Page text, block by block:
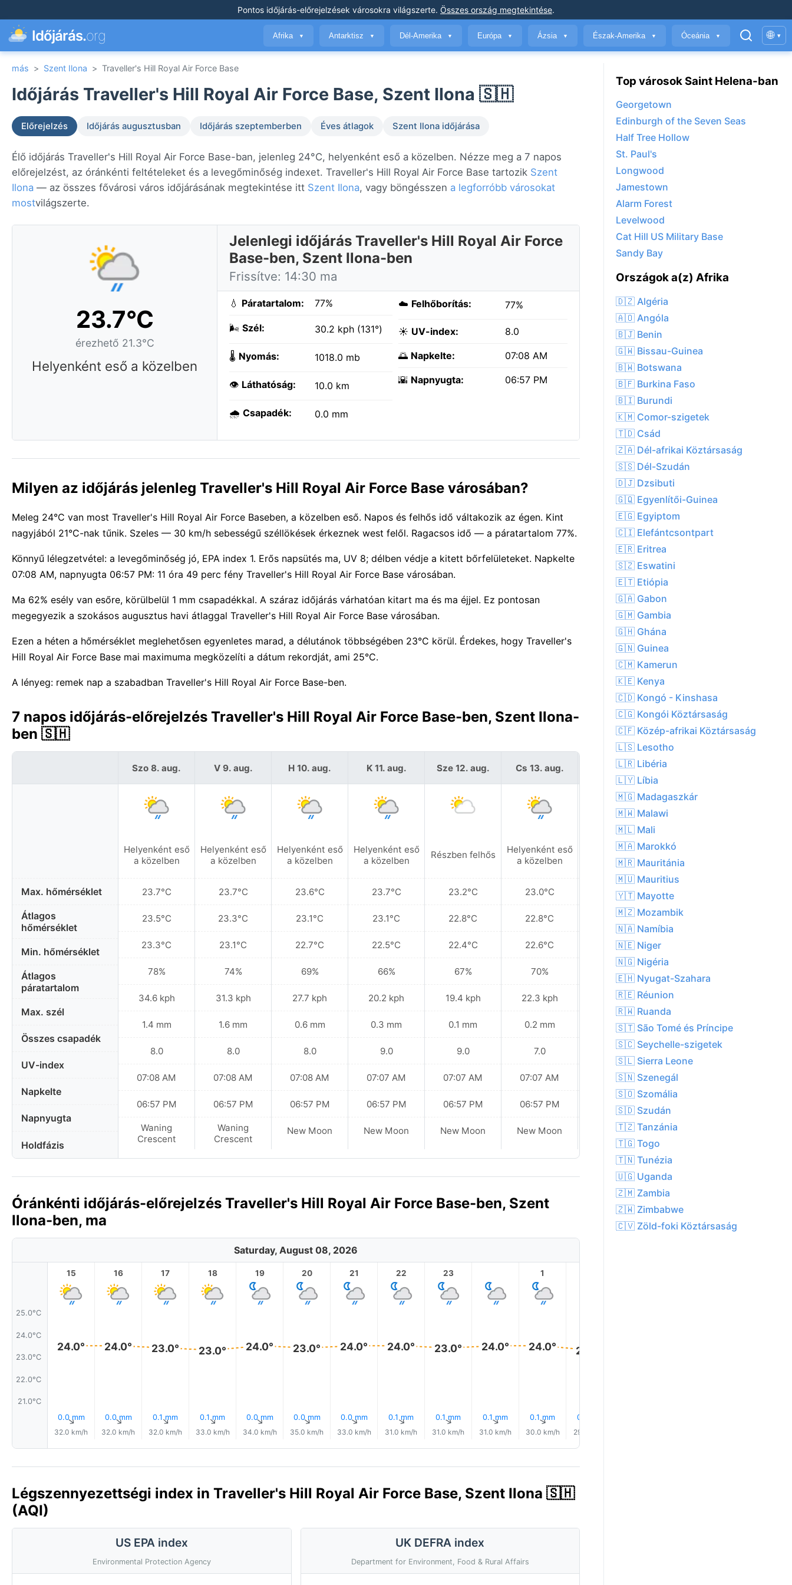
Pontos időjárás-előrejelzések városokra világszerte. Összes ország megtekintése.
Időjárás.org Afrika ▼ Antarktisz ▼ Dél-Amerika ▼ Európa ▼ Ázsia ▼ Észak-Amerika ▼ Óceánia ▼ 🌐 ▾
más > Szent Ilona > Traveller's Hill Royal Air Force Base
Időjárás Traveller's Hill Royal Air Force Base, Szent Ilona 🇸🇭
Előrejelzés Időjárás augusztusban Időjárás szeptemberben Éves átlagok Szent Ilona időjárása
Élő időjárás Traveller's Hill Royal Air Force Base-ban, jelenleg 24°C, helyenként eső a közelben. Nézze meg a 7 napos
előrejelzést, az óránkénti feltételeket és a levegőminőség indexet. Traveller's Hill Royal Air Force Base tartozik Szent
Ilona — az összes fővárosi város időjárásának megtekintése itt Szent Ilona, vagy böngésszen a legforróbb városokat
mostvilágszerte.
23.7°C
érezhető 21.3°C
Helyenként eső a közelben
Jelenlegi időjárás Traveller's Hill Royal Air Force
Base-ben, Szent Ilona-ben
Frissítve: 14:30 ma
💧 Páratartalom: 77%
🌬️ Szél: 30.2 kph (131°)
🌡️ Nyomás: 1018.0 mb
👁️ Láthatóság: 10.0 km
🌧️ Csapadék: 0.0 mm
☁️ Felhőborítás: 77%
☀️ UV-index: 8.0
🌅 Napkelte: 07:08 AM
🌇 Napnyugta: 06:57 PM
Milyen az időjárás jelenleg Traveller's Hill Royal Air Force Base városában?
Meleg 24°C van most Traveller's Hill Royal Air Force Baseben, a közelben eső. Napos és felhős idő váltakozik az égen. Kint
nagyjából 21°C-nak tűnik. Szeles — 30 km/h sebességű széllökések érkeznek west felől. Ragacsos idő — a páratartalom 77%.
Könnyű lélegzetvétel: a levegőminőség jó, EPA index 1. Erős napsütés ma, UV 8; délben védje a kitett bőrfelületeket. Napkelte
07:08 AM, napnyugta 06:57 PM: 11 óra 49 perc fény Traveller's Hill Royal Air Force Base városában.
Ma 62% esély van esőre, körülbelül 1 mm csapadékkal. A száraz időjárás várhatóan kitart ma és ma éjjel. Ez pontosan
megegyezik a szokásos augusztus havi átlaggal Traveller's Hill Royal Air Force Base városában.
Ezen a héten a hőmérséklet meglehetősen egyenletes marad, a délutánok többségében 23°C körül. Érdekes, hogy Traveller's
Hill Royal Air Force Base mai maximuma megközelíti a dátum rekordját, ami 25°C.
A lényeg: remek nap a szabadban Traveller's Hill Royal Air Force Base-ben.
7 napos időjárás-előrejelzés Traveller's Hill Royal Air Force Base-ben, Szent Ilona-
ben 🇸🇭
Max. hőmérséklet
Átlagos
hőmérséklet
Min. hőmérséklet
Átlagos
páratartalom
Max. szél
Összes csapadék
UV-index
Napkelte
Napnyugta
Holdfázis
Szo 8. aug.
Helyenként eső
a közelben
23.7°C
23.5°C
23.3°C
78%
34.6 kph
1.4 mm
8.0
07:08 AM
06:57 PM
Waning
Crescent
V 9. aug.
Helyenként eső
a közelben
23.7°C
23.3°C
23.1°C
74%
31.3 kph
1.6 mm
8.0
07:08 AM
06:57 PM
Waning
Crescent
H 10. aug.
Helyenként eső
a közelben
23.6°C
23.1°C
22.7°C
69%
27.7 kph
0.6 mm
8.0
07:08 AM
06:57 PM
New Moon
K 11. aug.
Helyenként eső
a közelben
23.7°C
23.1°C
22.5°C
66%
20.2 kph
0.3 mm
9.0
07:07 AM
06:57 PM
New Moon
Sze 12. aug.
Részben felhős
23.2°C
22.8°C
22.4°C
67%
19.4 kph
0.1 mm
9.0
07:07 AM
06:57 PM
New Moon
Cs 13. aug.
Helyenként eső
a közelben
23.0°C
22.8°C
22.6°C
70%
22.3 kph
0.2 mm
7.0
07:07 AM
06:57 PM
New Moon
P 14. aug.
Helyenként eső
a közelben
23.4°C
23.0°C
22.5°C
73%
23.8 kph
0.2 mm
6.0
07:06 AM
06:57 PM
Waxing
Crescent
Óránkénti időjárás-előrejelzés Traveller's Hill Royal Air Force Base-ben, Szent
Ilona-ben, ma
Saturday, August 08, 2026
25.0°C
24.0°C
23.0°C
22.0°C
21.0°C
15
24.0°
0.0 mm
↑
32.0 km/h
16
24.0°
0.0 mm
↑
32.0 km/h
17
23.0°
0.1 mm
↑
32.0 km/h
18
23.0°
0.1 mm
↑
33.0 km/h
19
24.0°
0.0 mm
↑
34.0 km/h
20
23.0°
0.0 mm
↑
35.0 km/h
21
24.0°
0.0 mm
↑
33.0 km/h
22
24.0°
0.1 mm
↑
31.0 km/h
23
23.0°
0.1 mm
↑
31.0 km/h
24.0°
0.1 mm
↑
31.0 km/h
1
24.0°
0.1 mm
↑
30.0 km/h
23.0°
0.1 mm
29.0 km/h
Légszennyezettségi index in Traveller's Hill Royal Air Force Base, Szent Ilona 🇸🇭
(AQI)
US EPA index
Environmental Protection Agency
UK DEFRA index
Department for Environment, Food & Rural Affairs
Top városok Saint Helena-ban
Georgetown
Edinburgh of the Seven Seas
Half Tree Hollow
St. Paul's
Longwood
Jamestown
Alarm Forest
Levelwood
Cat Hill US Military Base
Sandy Bay
Országok a(z) Afrika
🇩🇿 Algéria
🇦🇴 Angóla
🇧🇯 Benin
🇬🇼 Bissau-Guinea
🇧🇼 Botswana
🇧🇫 Burkina Faso
🇧🇮 Burundi
🇰🇲 Comor-szigetek
🇹🇩 Csád
🇿🇦 Dél-afrikai Köztársaság
🇸🇸 Dél-Szudán
🇩🇯 Dzsibuti
🇬🇶 Egyenlítői-Guinea
🇪🇬 Egyiptom
🇨🇮 Elefántcsontpart
🇪🇷 Eritrea
🇸🇿 Eswatini
🇪🇹 Etiópia
🇬🇦 Gabon
🇬🇲 Gambia
🇬🇭 Ghána
🇬🇳 Guinea
🇨🇲 Kamerun
🇰🇪 Kenya
🇨🇩 Kongó - Kinshasa
🇨🇬 Kongói Köztársaság
🇨🇫 Közép-afrikai Köztársaság
🇱🇸 Lesotho
🇱🇷 Libéria
🇱🇾 Líbia
🇲🇬 Madagaszkár
🇲🇼 Malawi
🇲🇱 Mali
🇲🇦 Marokkó
🇲🇷 Mauritánia
🇲🇺 Mauritius
🇾🇹 Mayotte
🇲🇿 Mozambik
🇳🇦 Namíbia
🇳🇪 Niger
🇳🇬 Nigéria
🇪🇭 Nyugat-Szahara
🇷🇪 Réunion
🇷🇼 Ruanda
🇸🇹 São Tomé és Príncipe
🇸🇨 Seychelle-szigetek
🇸🇱 Sierra Leone
🇸🇳 Szenegál
🇸🇴 Szomália
🇸🇩 Szudán
🇹🇿 Tanzánia
🇹🇬 Togo
🇹🇳 Tunézia
🇺🇬 Uganda
🇿🇲 Zambia
🇿🇼 Zimbabwe
🇨🇻 Zöld-foki Köztársaság